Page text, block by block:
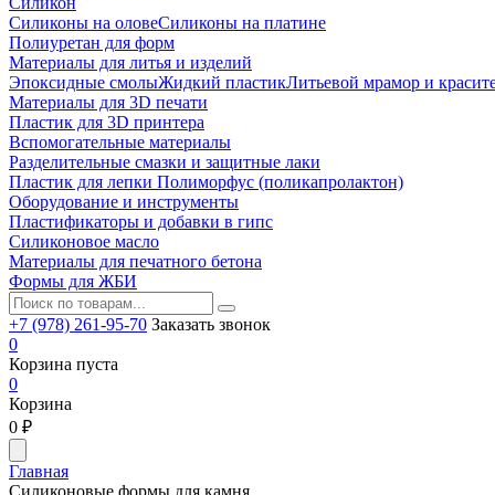
Силиконы на оловеСиликоны на платине
Полиуретан для форм
Материалы для литья и изделий
Эпоксидные смолыЖидкий пластикЛитьевой мрамор и
Материалы для 3D печати
Пластик для 3D принтера
Вспомогательные материалы
Разделительные смазки и защитные лаки
Пластик для лепки Полиморфус (поликапролактон)
Оборудование и инструменты
Пластификаторы и добавки в гипс
Силиконовое масло
Материалы для печатного бетона
Формы для ЖБИ
+7 (978) 261-95-70 Заказать звонок
0
Корзина пуста
0
Корзина
0 ₽
Главная
Силиконовые формы для камня